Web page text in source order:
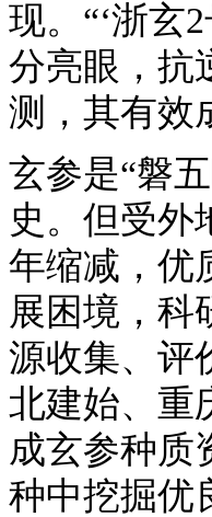
现。“‘浙玄
分亮眼，抗
测，其有效
玄参是“磐
史。但受外
年缩减，优
展困境，科
源收集、评
北建始、重
成玄参种质
种中挖掘优